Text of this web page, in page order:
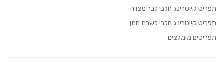
תפריט קייטרינג חלבי לבר מצווה
תפריט קייטרינג חלבי לשבת חתן
תפריטים מומלצים